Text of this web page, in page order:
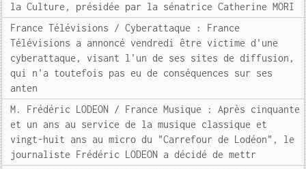
la Culture, présidée par la sénatrice Catherine MORI
France Télévisions / Cyberattaque : France
Télévisions a annoncé vendredi être victime d'une
cyberattaque, visant l'un de ses sites de diffusion,
qui n'a toutefois pas eu de conséquences sur ses
anten
M. Frédéric LODEON / France Musique : Après cinquante
et un ans au service de la musique classique et
vingt-huit ans au micro du "Carrefour de Lodéon", le
journaliste Frédéric LODEON a décidé de mettr